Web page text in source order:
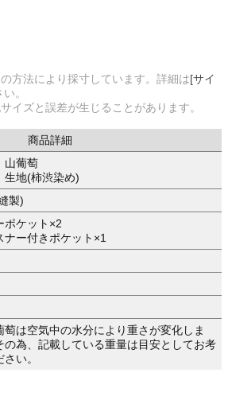
方法により採寸しています。詳細は[サイ
。
イズと誤差が生じることがあります。
商品詳細
山葡萄
生地(柿渋染め)
製)
ポケット×2
ナー付きポケット×1
は空気中の水分により重さが変化しま
の為、記載している重量は目安としてお考
い。